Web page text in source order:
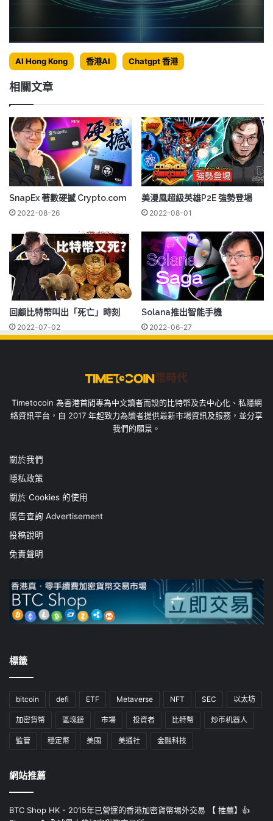
AI Hong Kong 香港AI Chatgpt 香港
相關文章
SnapEx 著數硬撼 Crypto.com
2022-08-26
美漫風超級英雄P2E 強勢登場
2022-08-01
回顧比特幣叫出「死亡」時刻
2022-07-02
Solana推出智能手機
2022-06-27
Timetocoin 為香港首間專為中文讀者而設的比特幣及去中心化、私隱網
絡資訊平台，自 2017 年起致力為讀者提供最新市場資訊及服務，並分享
我們的願景。
關於我們
隱私政策
關於 Cookies 的使用
廣告查詢 Advertisement
投稿說明
免責聲明
標籤
bitcoin defi ETF Metaverse NFT SEC 以太坊
加密貨幣 區塊鏈 市場 投資者 比特幣 炒币机器人
監管 穩定幣 美國 美通社 金融科技
網站推薦
BTC Shop HK - 2015年已營運的香港加密貨幣埸外交易 【 推薦】👍